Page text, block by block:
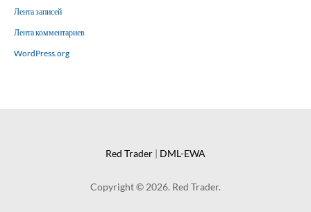
Лента записей
Лента комментариев
WordPress.org
Red Trader | DML-EWA
Copyright © 2026. Red Trader.